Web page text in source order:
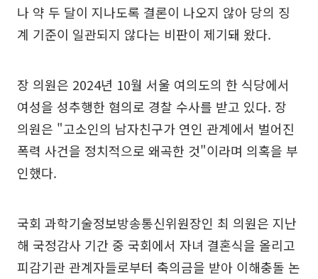
나 약 두 달이 지나도록 결론이 나오지 않아 당의 징
계 기준이 일관되지 않다는 비판이 제기돼 왔다.
장 의원은 2024년 10월 서울 여의도의 한 식당에서
여성을 성추행한 혐의로 경찰 수사를 받고 있다. 장
의원은 "고소인의 남자친구가 연인 관계에서 벌어진
폭력 사건을 정치적으로 왜곡한 것"이라며 의혹을 부
인했다.
국회 과학기술정보방송통신위원장인 최 의원은 지난
해 국정감사 기간 중 국회에서 자녀 결혼식을 올리고
피감기관 관계자들로부터 축의금을 받아 이해충돌 논